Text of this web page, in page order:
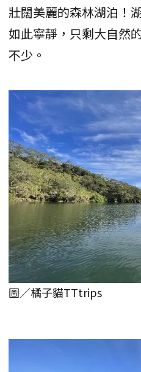
壯闊美麗的森林湖泊！
如此寧靜，只剩大自然
不少。
圖／橘子貓TTtrips